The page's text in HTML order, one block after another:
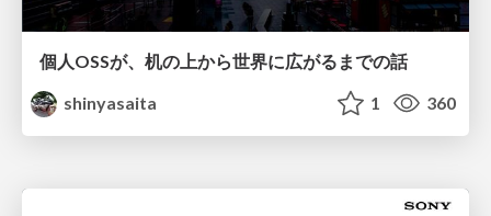
個人OSSが、机の上から世界に広がるまでの話
shinyasaita
1 360